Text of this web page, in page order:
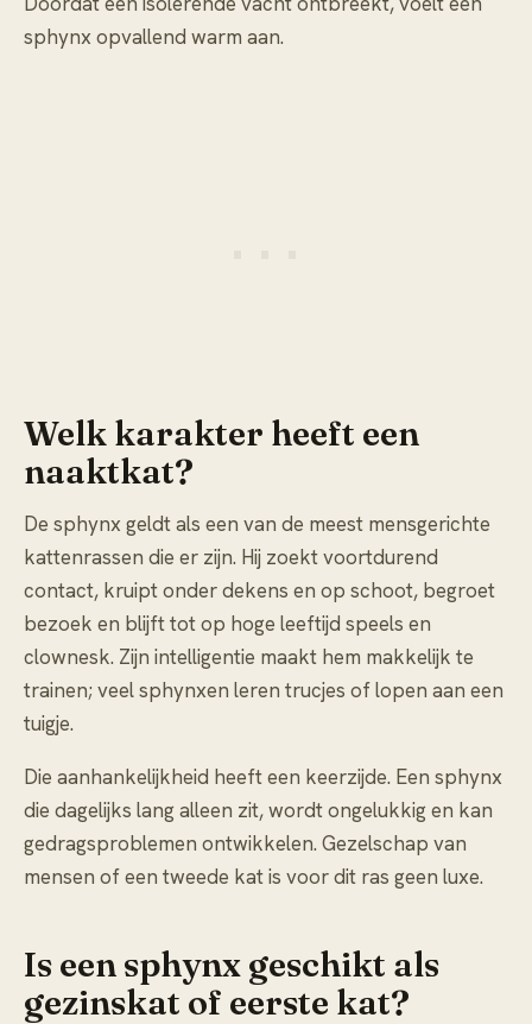
sphynx opvallend warm aan.
Welk karakter heeft een
naaktkat?
De sphynx geldt als een van de meest mensgerichte
kattenrassen die er zijn. Hij zoekt voortdurend
contact, kruipt onder dekens en op schoot, begroet
bezoek en blijft tot op hoge leeftijd speels en
clownesk. Zijn intelligentie maakt hem makkelijk te
trainen; veel sphynxen leren trucjes of lopen aan een
tuigje.
Die aanhankelijkheid heeft een keerzijde. Een sphynx
die dagelijks lang alleen zit, wordt ongelukkig en kan
gedragsproblemen ontwikkelen. Gezelschap van
mensen of een tweede kat is voor dit ras geen luxe.
Is een sphynx geschikt als
gezinskat of eerste kat?